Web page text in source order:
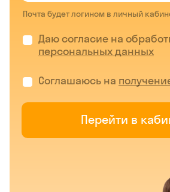
Почта будет логином в личный
Даю согласие на
персональных данных
Соглашаюсь на
Перейти в